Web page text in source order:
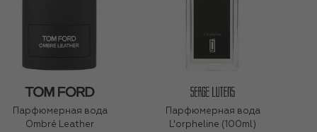
Парфюмерная вода
Ombré Leather
Парфюмерная вода
L'orpheline (100ml)